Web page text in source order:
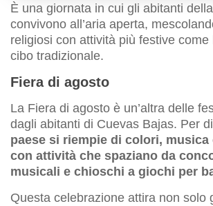
È una giornata in cui gli abitanti
convivono all’aria aperta,
religiosi con attività più festive come
cibo tradizionale.
Fiera di agosto
La Fiera di agosto è un’altra delle
dagli abitanti di Cuevas Bajas. Per
paese si riempie di colori,
con attività che spaziano da
musicali e chioschi a giochi per
Questa celebrazione attira non solo